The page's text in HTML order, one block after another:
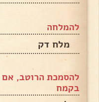
להמלחה
מלח דק
להסמכת הרוטב, אם
בקמח